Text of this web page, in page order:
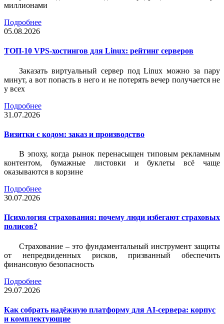
миллионами
Подробнее
05.08.2026
ТОП-10 VPS-хостингов для Linux: рейтинг серверов
Заказать виртуальный сервер под Linux можно за пару
минут, а вот попасть в него и не потерять вечер получается не
у всех
Подробнее
31.07.2026
Визитки c кодом: заказ и производство
В эпоху, когда рынок перенасыщен типовым рекламным
контентом, бумажные листовки и буклеты всё чаще
оказываются в корзине
Подробнее
30.07.2026
Психология страхования: почему люди избегают страховых
полисов?
Страхование – это фундаментальный инструмент защиты
от непредвиденных рисков, призванный обеспечить
финансовую безопасность
Подробнее
29.07.2026
Как собрать надёжную платформу для AI-сервера: корпус
и комплектующие